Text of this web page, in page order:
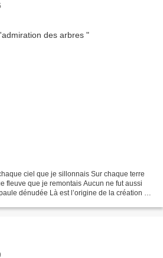
ciel que je sillonnais Sur chaque terre
fleuve que je remontais Aucun ne fut aussi
dénudée Là est l’origine de la création Là